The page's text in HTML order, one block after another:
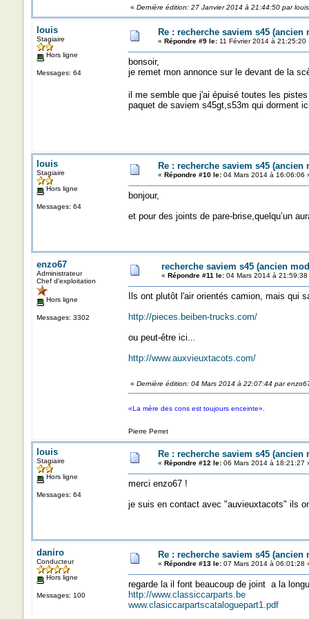
« Dernière édition: 27 Janvier 2014 à 21:44:50 par louis
louis
Stagiaire
Hors ligne
Messages: 64
Re : recherche saviem s45 (ancien
« Répondre #9 le:11 Février 2014 à 21:25:20
bonsoir,
je remet mon annonce sur le devant de la
il me semble que j'ai épuisé toutes les
paquet de saviem s45gt,s53m qui dorment
louis
Stagiaire
Hors ligne
Messages: 64
Re : recherche saviem s45 (ancien
« Répondre #10 le:04 Mars 2014 à 16:06:06
bonjour,
et pour des joints de pare-brise,quelqu’un
enzo67
Administrateur
Chef d'exploitation
Hors ligne
Messages: 3302
recherche saviem s45 (ancien
« Répondre #11 le:04 Mars 2014 à 21:59:38
Ils ont plutôt l'air orientés camion, mais qui
http://pieces.beiben-trucks.com/
ou peut-être ici...
http://www.auxvieuxtacots.com/
« Dernière édition: 04 Mars 2014 à 22:07:44 par
«La mère des cons est toujours enceinte».
Pierre Perret
louis
Stagiaire
Hors ligne
Messages: 64
Re : recherche saviem s45 (ancien
« Répondre #12 le:06 Mars 2014 à 18:21:27
merci enzo67 !
je suis en contact avec "auvieuxtacots" ils
daniro
Conducteur
Hors ligne
Messages: 100
Re : recherche saviem s45 (ancien
« Répondre #13 le:07 Mars 2014 à 06:01:28
regarde la il font beaucoup de joint a la
http://www.classiccarparts.be
www.clasiccarpartscataloguepart1.pdf